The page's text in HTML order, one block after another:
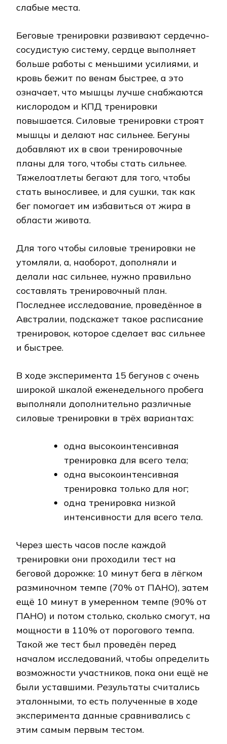
слабые места.
Беговые тренировки развивают сердечно-
сосудистую систему, сердце выполняет
больше работы с меньшими усилиями, и
кровь бежит по венам быстрее, а это
означает, что мышцы лучше снабжаются
кислородом и КПД тренировки
повышается. Силовые тренировки строят
мышцы и делают нас сильнее. Бегуны
добавляют их в свои тренировочные
планы для того, чтобы стать сильнее.
Тяжелоатлеты бегают для того, чтобы
стать выносливее, и для сушки, так как
бег помогает им избавиться от жира в
области живота.
Для того чтобы силовые тренировки не
утомляли, а, наоборот, дополняли и
делали нас сильнее, нужно правильно
составлять тренировочный план.
Последнее исследование, проведённое в
Австралии, подскажет такое расписание
тренировок, которое сделает вас сильнее
и быстрее.
В ходе эксперимента 15 бегунов с очень
широкой шкалой еженедельного пробега
выполняли дополнительно различные
силовые тренировки в трёх вариантах:
одна высокоинтенсивная
тренировка для всего тела;
одна высокоинтенсивная
тренировка только для ног;
одна тренировка низкой
интенсивности для всего тела.
Через шесть часов после каждой
тренировки они проходили тест на
беговой дорожке: 10 минут бега в лёгком
разминочном темпе (70% от ПАНО), затем
ещё 10 минут в умеренном темпе (90% от
ПАНО) и потом столько, сколько смогут, на
мощности в 110% от порогового темпа.
Такой же тест был проведён перед
началом исследований, чтобы определить
возможности участников, пока они ещё не
были уставшими. Результаты считались
эталонными, то есть полученные в ходе
эксперимента данные сравнивались с
этим самым первым тестом.